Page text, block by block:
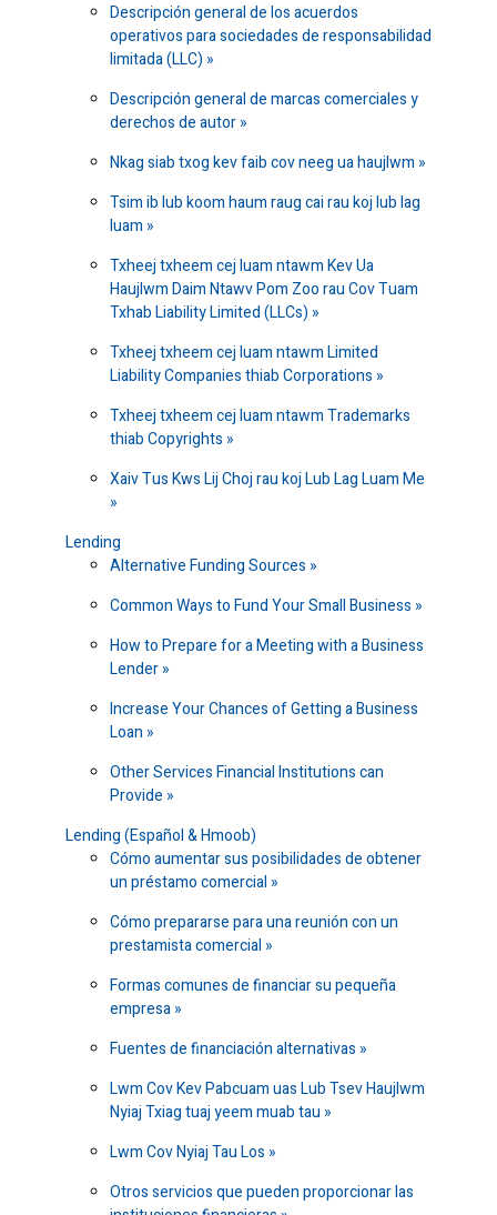
Descripción general de los acuerdos
operativos para sociedades de responsabilidad
limitada (LLC)
Descripción general de marcas comerciales y
derechos de autor
Nkag siab txog kev faib cov neeg ua haujlwm
Tsim ib lub koom haum raug cai rau koj lub lag
luam
Txheej txheem cej luam ntawm Kev Ua
Haujlwm Daim Ntawv Pom Zoo rau Cov Tuam
Txhab Liability Limited (LLCs)
Txheej txheem cej luam ntawm Limited
Liability Companies thiab Corporations
Txheej txheem cej luam ntawm Trademarks
thiab Copyrights
Xaiv Tus Kws Lij Choj rau koj Lub Lag Luam Me
Lending
Alternative Funding Sources
Common Ways to Fund Your Small Business
How to Prepare for a Meeting with a Business
Lender
Increase Your Chances of Getting a Business
Loan
Other Services Financial Institutions can
Provide
Lending (Español & Hmoob)
Cómo aumentar sus posibilidades de obtener
un préstamo comercial
Cómo prepararse para una reunión con un
prestamista comercial
Formas comunes de financiar su pequeña
empresa
Fuentes de financiación alternativas
Lwm Cov Kev Pabcuam uas Lub Tsev Haujlwm
Nyiaj Txiag tuaj yeem muab tau
Lwm Cov Nyiaj Tau Los
Otros servicios que pueden proporcionar las